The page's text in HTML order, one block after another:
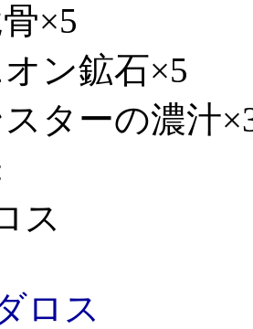
×5
ン鉱石×5
ターの濃汁
ス
ロス